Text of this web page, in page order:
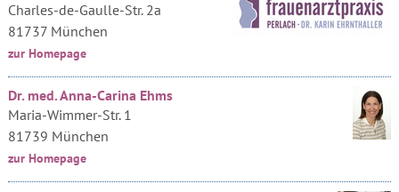
Charles-de-Gaulle-Str. 2a
81737 München
zur Homepage
Dr. med. Anna-Carina Ehms
Maria-Wimmer-Str. 1
81739 München
zur Homepage